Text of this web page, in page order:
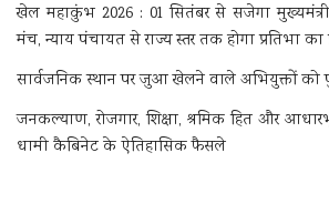
खेल महाकुंभ 2026 : 01 सितंबर से सजेगा मुख्यमंत्री
मंच, न्याय पंचायत से राज्य स्तर तक होगा प्रतिभा का
सार्वजनिक स्थान पर जुआ खेलने वाले अभियुक्तों को
जनकल्याण, रोजगार, शिक्षा, श्रमिक हित और
धामी कैबिनेट के ऐतिहासिक फैसले